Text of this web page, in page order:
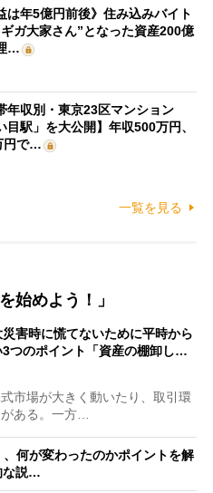
は年5億円前後》住み込みバイト
ガ大家さん”となった資産200億
…
年収別・東京23区マンション
目駅」を大公開】年収500万円、
円で…
一覧を見る
始めよう！」
災害時に慌てないために平時から
3つのポイント「資産の棚卸し…
市場が大きく動いたり、取引環
ある。一方…
何が変わったのかポイントを解
な説…